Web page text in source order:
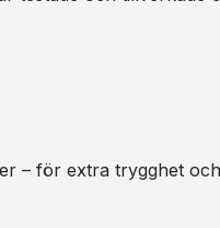
– för extra trygghet